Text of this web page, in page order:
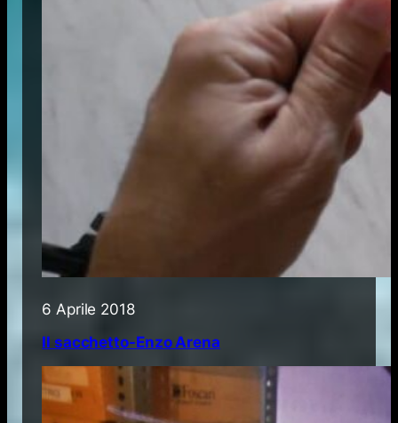
6 Aprile 2018
Il sacchetto-Enzo Arena